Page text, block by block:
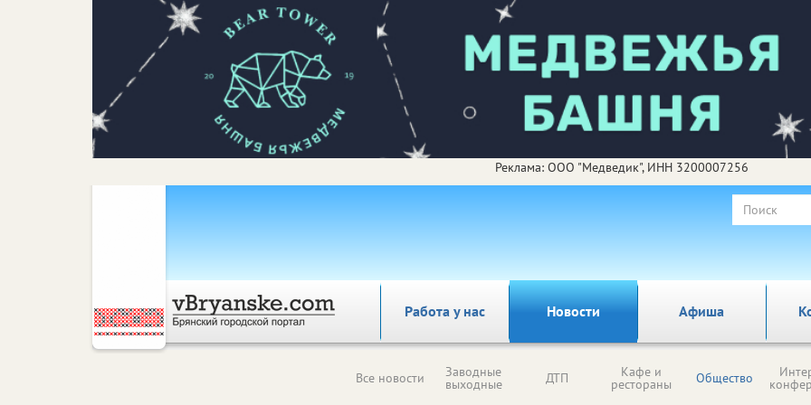
Реклама: ООО "Медведик", ИНН 3200007256
Работа у нас Новости Афиша
Все новости Заводные
выходные ДТП Кафе и
рестораны Общество